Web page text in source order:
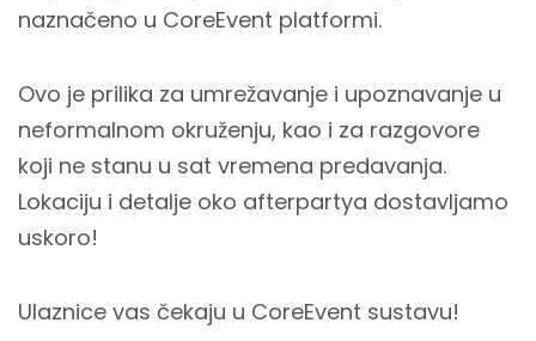
naznačeno u CoreEvent platformi.
Ovo je prilika za umrežavanje i upoznavanje u
neformalnom okruženju, kao i za razgovore
koji ne stanu u sat vremena predavanja.
Lokaciju i detalje oko afterpartya dostavljamo
uskoro!
Ulaznice vas čekaju u CoreEvent sustavu!